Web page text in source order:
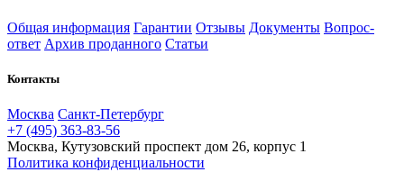
Общая информация Гарантии Отзывы Документы Вопрос-
ответ Архив проданного Статьи
Контакты
Москва Санкт-Петербург
+7 (495) 363-83-56
Москва, Кутузовский проспект дом 26, корпус 1
Политика конфиденциальности